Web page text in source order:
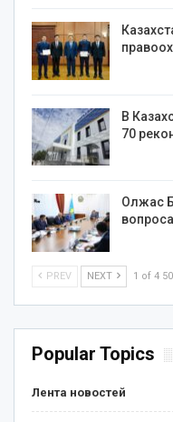
В
70
Олжас
PREV NEXT 1 of 4
Popular Topics
Лента новостей